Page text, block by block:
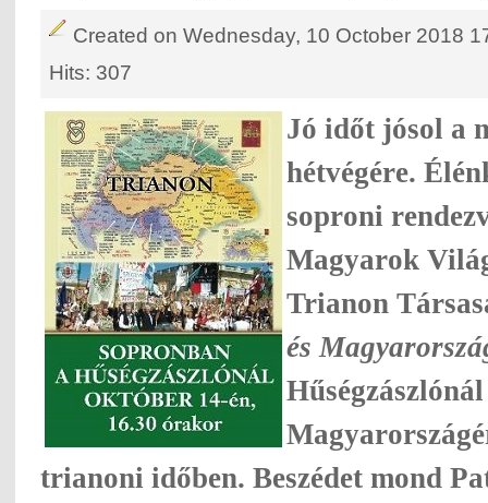
Created on Wednesday, 10 October 2018
Hits: 307
Jó időt jósol a
hétvégére.
soproni
Magyarok
Trianon
és
trianoni időben. Beszédet mond